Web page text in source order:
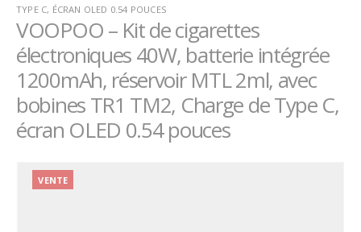
TYPE C, ÉCRAN OLED 0.54 POUCES
VOOPOO – Kit de cigarettes
électroniques 40W, batterie intégrée
1200mAh, réservoir MTL 2ml, avec
bobines TR1 TM2, Charge de Type C,
écran OLED 0.54 pouces
VENTE